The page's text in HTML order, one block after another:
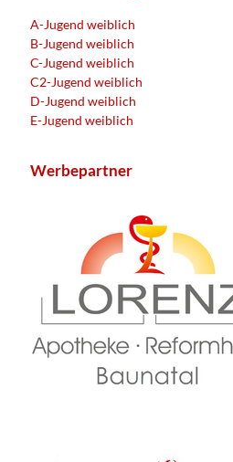
A-Jugend weiblich
B-Jugend weiblich
C-Jugend weiblich
C2-Jugend weiblich
D-Jugend weiblich
E-Jugend weiblich
Werbepartner